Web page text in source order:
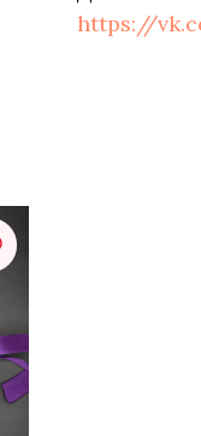
https://